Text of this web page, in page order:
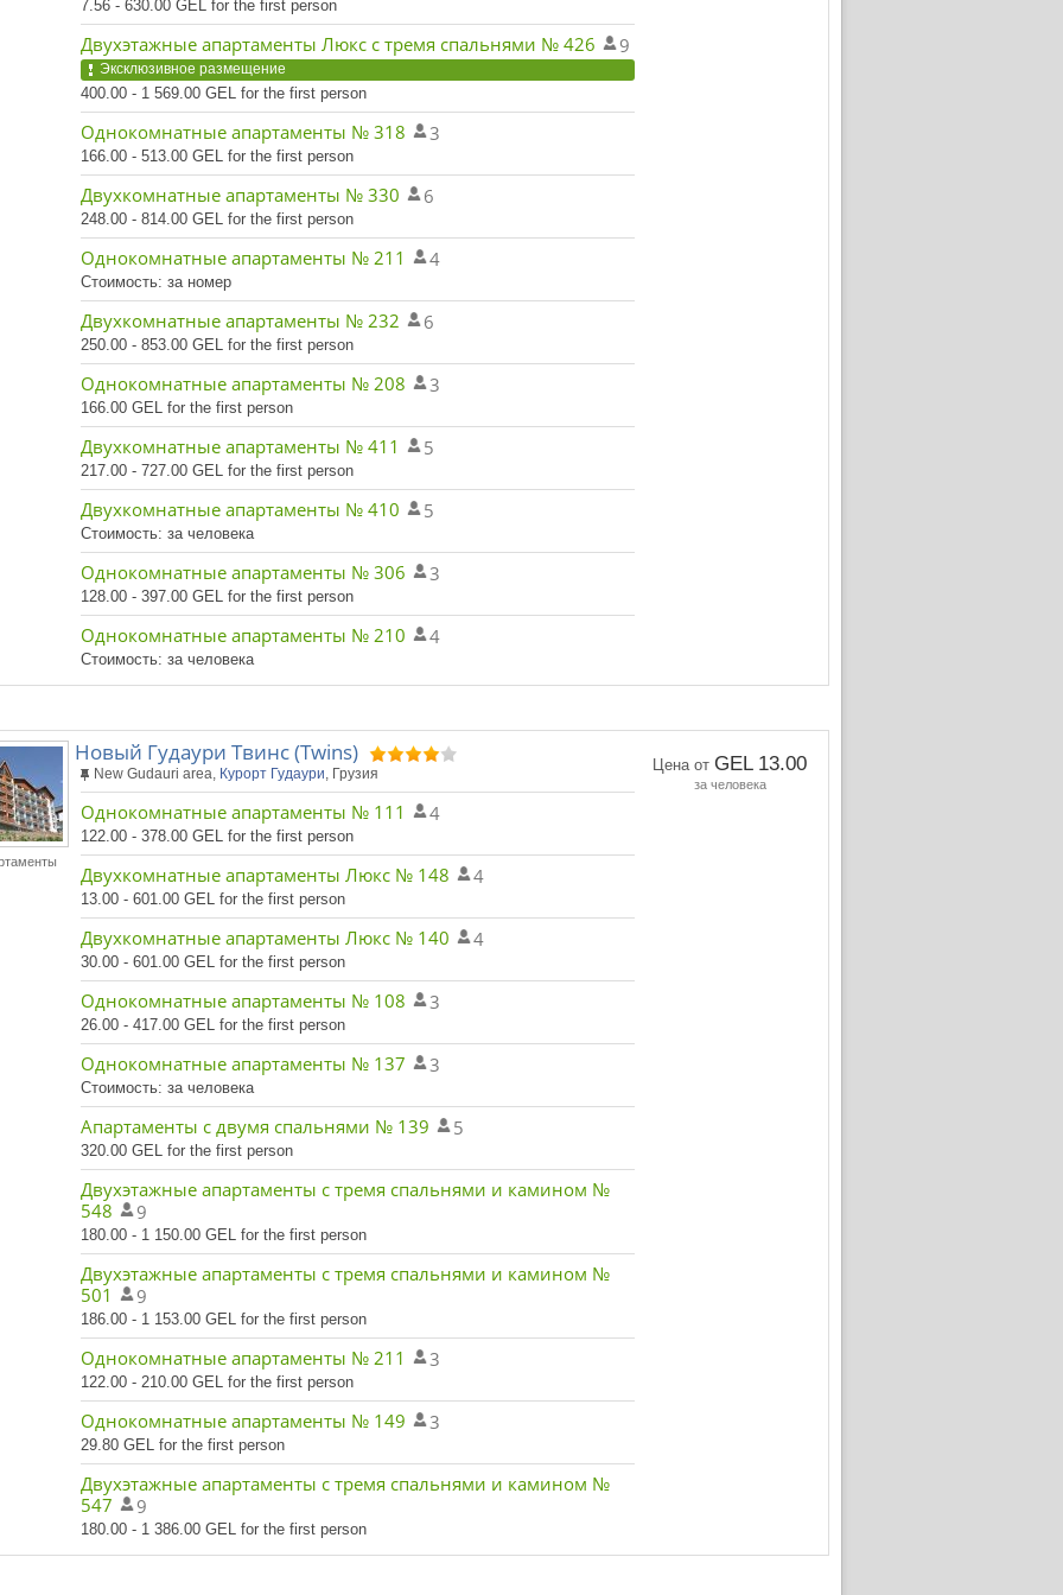
7.56 - 630.00 GEL for the first person
Двухэтажные апартаменты Люкс с тремя спальнями № 426 9
Эксклюзивное размещение
400.00 - 1 569.00 GEL for the first person
Однокомнатные апартаменты № 318 3
166.00 - 513.00 GEL for the first person
Двухкомнатные апартаменты № 330 6
248.00 - 814.00 GEL for the first person
Однокомнатные апартаменты № 211 4
Стоимость: за номер
Двухкомнатные апартаменты № 232 6
250.00 - 853.00 GEL for the first person
Однокомнатные апартаменты № 208 3
166.00 GEL for the first person
Двухкомнатные апартаменты № 411 5
217.00 - 727.00 GEL for the first person
Двухкомнатные апартаменты № 410 5
Стоимость: за человека
Однокомнатные апартаменты № 306 3
128.00 - 397.00 GEL for the first person
Однокомнатные апартаменты № 210 4
Стоимость: за человека
Цена от GEL 13.00
за человека
Новый Гудаури Твинс (Twins)
New Gudauri area, Курорт Гудаури, Грузия
Однокомнатные апартаменты № 111 4
122.00 - 378.00 GEL for the first person
Двухкомнатные апартаменты Люкс № 148 4
13.00 - 601.00 GEL for the first person
Двухкомнатные апартаменты Люкс № 140 4
30.00 - 601.00 GEL for the first person
Однокомнатные апартаменты № 108 3
26.00 - 417.00 GEL for the first person
Однокомнатные апартаменты № 137 3
Стоимость: за человека
Апартаменты с двумя спальнями № 139 5
320.00 GEL for the first person
Двухэтажные апартаменты с тремя спальнями и камином №
548
9
180.00 - 1 150.00 GEL for the first person
Двухэтажные апартаменты с тремя спальнями и камином №
501
9
186.00 - 1 153.00 GEL for the first person
Однокомнатные апартаменты № 211 3
122.00 - 210.00 GEL for the first person
Однокомнатные апартаменты № 149 3
29.80 GEL for the first person
Двухэтажные апартаменты с тремя спальнями и камином №
547
9
180.00 - 1 386.00 GEL for the first person